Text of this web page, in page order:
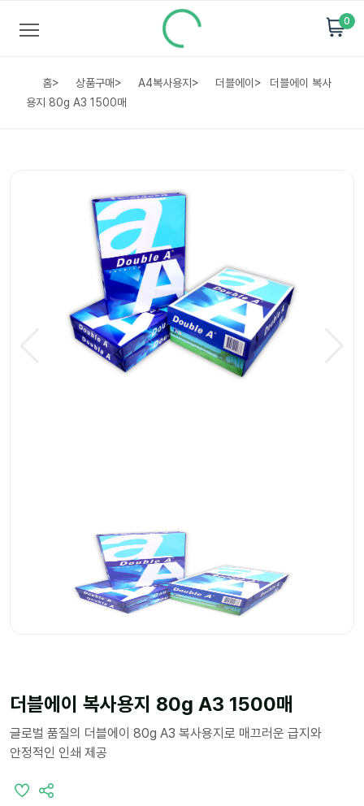
0
홈> 상품구매> A4복사용지 > 더블에이 >
더블에이 복사
용지 80g A3 1500매
더블에이 복사용지 80g A3 1500매
글로벌 품질의 더블에이 80g A3 복사용지로 매끄러운 급지와
안정적인 인쇄 제공